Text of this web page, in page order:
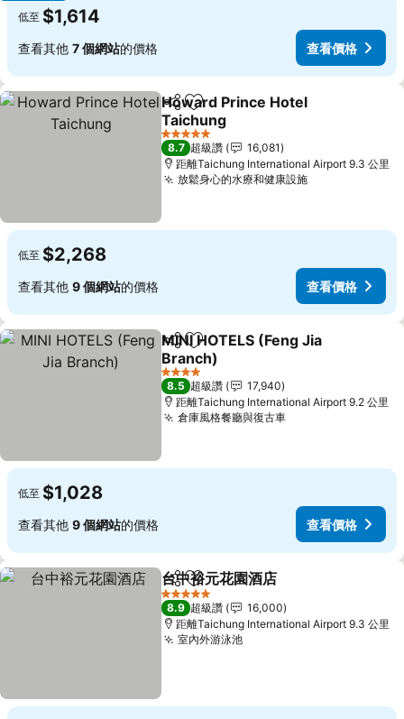
低至 $1,614
查看其他 7 個網站的價格 查看價格
分享 加入我的最愛
Howard Prince Hotel
Taichung
5 星級
8.7 超級讚
16,081
距離Taichung International Airport 9.3 公里
放鬆身心的水療和健康設施
低至 $2,268
查看其他 9 個網站的價格 查看價格
分享 加入我的最愛
MINI HOTELS (Feng Jia
Branch)
4 星級
8.5 超級讚
17,940
距離Taichung International Airport 9.2 公里
倉庫風格餐廳與復古車
低至 $1,028
查看其他 9 個網站的價格 查看價格
分享 加入我的最愛
台中裕元花園酒店
5 星級
8.9 超級讚
16,000
距離Taichung International Airport 9.3 公里
室內外游泳池